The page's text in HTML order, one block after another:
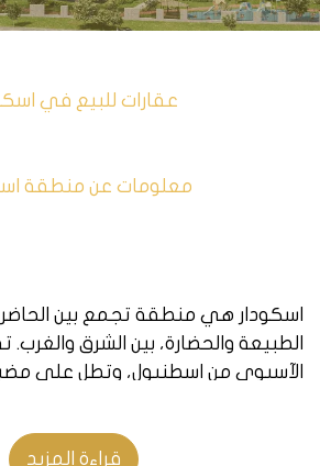
عقارات للبيع في
معلومات عن منطقة
اسكودار هي منطقة تجمع بين الحاضر
الطبيعة والحضارة، بين الشرق
الآسيوي من اسطنبول، وتطل على
اسكودار وجهة سياحية مميزة، حيث
المعالم التاريخية والثقافية، مثل
قراءة المزيد